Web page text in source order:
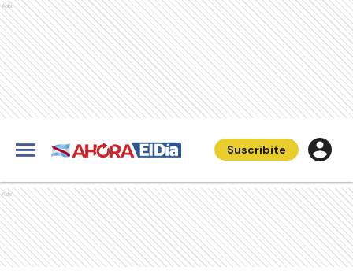
Ads
Suscribite
Ads